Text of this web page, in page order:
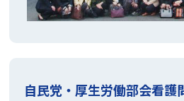
自民党・厚生労働部会看護